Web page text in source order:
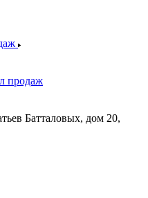
продаж
Батталовых, дом 20,